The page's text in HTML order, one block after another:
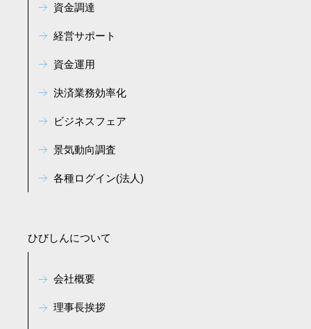
資金調達
経営サポート
資金運用
決済業務効率化
ビジネスフェア
景気動向調査
各種ログイン(法人)
ひびしんについて
会社概要
理事長挨拶